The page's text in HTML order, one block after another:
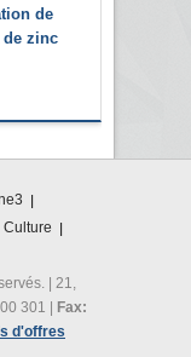
de
de zinc
Culture
| 21,
301 | Fax:
d'offres